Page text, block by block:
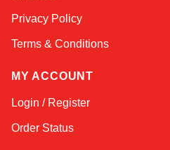
Privacy Policy
Terms & Conditions
MY ACCOUNT
Login / Register
Order Status